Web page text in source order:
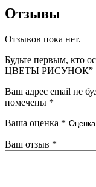
Отзывы
Отзывов пока нет.
Будьте первым, кто
ЦВЕТЫ РИСУНОК”
Ваш адрес email не
помечены *
Ваша оценка *
Ваш отзыв *